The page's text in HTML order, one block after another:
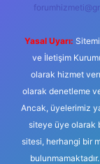
Yasal Uyarı:
ve İletişim
olarak hizmet
olarak denetleme
Ancak, üyelerimiz
siteye üye olarak
sitesi, herhangi bir